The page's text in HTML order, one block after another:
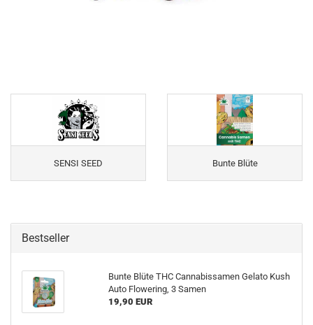
SENSI SEED Bunte Blüte
Bestseller
Bunte Blüte THC Cannabissamen Gelato Kush
Auto Flowering, 3 Samen
19,90 EUR